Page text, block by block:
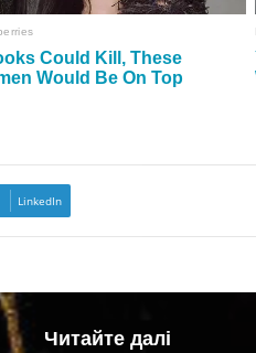
LinkedIn
Читайте далі